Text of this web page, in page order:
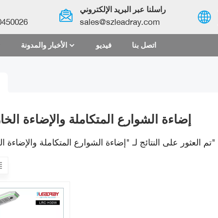
راسلنا عبر البريد الإلكتروني
sales@szleadray.com
الأخبار والمدونة فيديو اتصل بنا
إضاءة الشوارع المتكاملة والإضاءة
1 تم العثور على النتائج لـ "إضاءة الشوارع المتكاملة والإضاءة الخارجية"